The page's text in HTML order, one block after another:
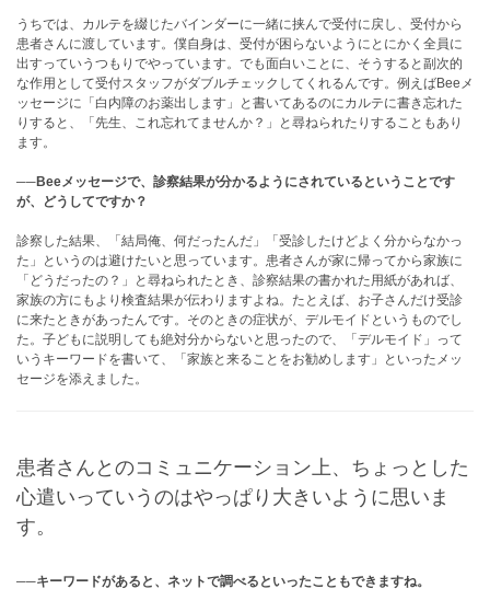
うちでは、カルテを綴じたバインダーに一緒に挟んで受付に戻し、受付から
患者さんに渡しています。僕自身は、受付が困らないようにとにかく全員に
出すっていうつもりでやっています。でも面白いことに、そうすると副次的
な作用として受付スタッフがダブルチェックしてくれるんです。例えばBeeメ
ッセージに「白内障のお薬出します」と書いてあるのにカルテに書き忘れた
りすると、「先生、これ忘れてませんか？」と尋ねられたりすることもあり
ます。
──Beeメッセージで、診察結果が分かるようにされているということです
が、どうしてですか？
診察した結果、「結局俺、何だったんだ」「受診したけどよく分からなかっ
た」というのは避けたいと思っています。患者さんが家に帰ってから家族に
「どうだったの？」と尋ねられたとき、診察結果の書かれた用紙があれば、
家族の方にもより検査結果が伝わりますよね。たとえば、お子さんだけ受診
に来たときがあったんです。そのときの症状が、デルモイドというものでし
た。子どもに説明しても絶対分からないと思ったので、「デルモイド」って
いうキーワードを書いて、「家族と来ることをお勧めします」といったメッ
セージを添えました。
患者さんとのコミュニケーション上、ちょっとした
心遣いっていうのはやっぱり大きいように思いま
す。
──キーワードがあると、ネットで調べるといったこともできますね。